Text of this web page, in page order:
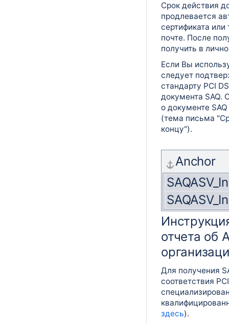
Срок действия
продлевается
сертификата
почте. После
получить в
Если Вы
следует
стандарту PCI
документа SAQ.
о документе
(тема письма
концу").
Anchor
отчета об
Для получения
соответствия
здесь).